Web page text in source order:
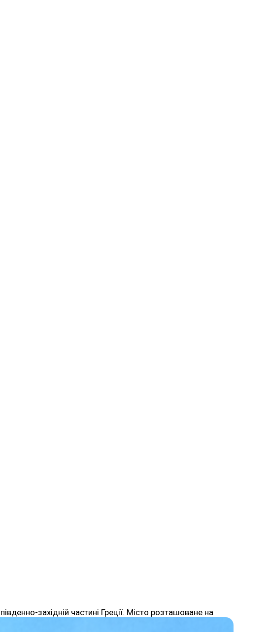
західній частині Греції. Місто розташоване на